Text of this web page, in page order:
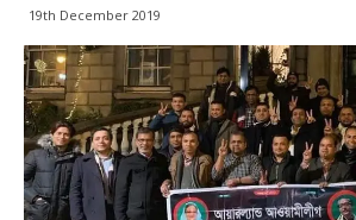
19th December 2019